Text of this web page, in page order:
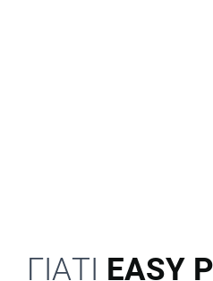
ΓΙΑΤΙ EASY